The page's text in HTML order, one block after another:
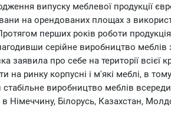
випуску меблевої продукції
на орендованих площах з
перших років роботи
серійне виробництво
про себе на території всієї
ринку корпусні і м'які меблі, в
виробництво меблів
Німеччину, Білорусь, Казахстан,